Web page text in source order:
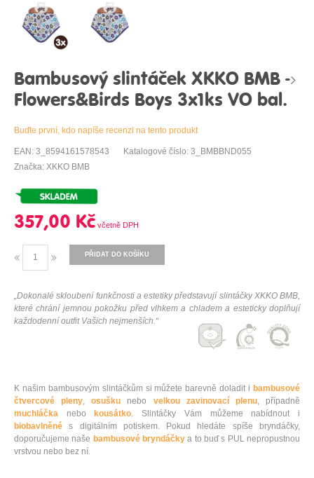
Bambusový slintáček XKKO BMB -
Flowers&Birds Boys 3x1ks VO bal.
Buďte první, kdo napíše recenzi na tento produkt
EAN: 3_8594161578543
Katalogové číslo: 3_BMBBND055
Značka: XKKO BMB
357,00 Kč
PŘIDAT DO KOŠÍKU
„Dokonalé skloubení funkčnosti a estetiky představují slintáčky XKKO BMB,
které chrání jemnou pokožku před vlhkem a chladem a esteticky doplňují
každodenní outfit Vašich nejmenších.“
K našim bambusovým slintáčkům si můžete barevně doladit i bambusové
čtvercové pleny,osušku nebo velkou zavinovací plenu, případně
muchláčka nebo kousátko. Slintáčky Vám můžeme nabídnout i
biobavlněné s digitálním potiskem. Pokud hledáte spíše bryndáčky,
doporučujeme naše bambusové bryndáčky a to buď s PUL nepropustnou
vrstvou nebo bez ní.